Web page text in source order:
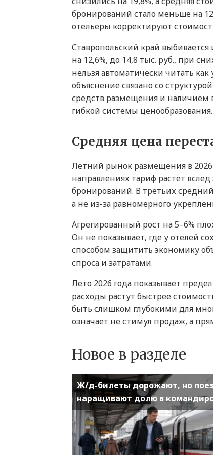
бронирований стало меньше на
отельеры корректируют
Ставропольский край
на 12,6%, до 14,8 тыс. руб., при
нельзя автоматически читать
объяснение связано со
средств размещения и наличием
гибкой системы ценообразования.
Средняя цена
Летний рынок размещения в 2026
направлениях тариф растет
бронирований. В третьих
а не из-за равномерного
Агрегированный рост на 5–6%
Он не показывает, где у отелей
способом защитить экономику
спроса и затратами.
Лето 2026 года показывает
расходы растут быстрее
быть слишком глубокими для
означает не стимул продаж, а
Новое в разделе
Ж/д-билеты дорожают, но
наращивают долю в